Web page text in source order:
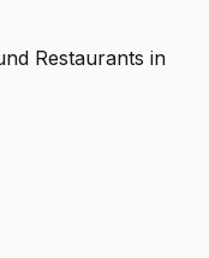
Restaurants in